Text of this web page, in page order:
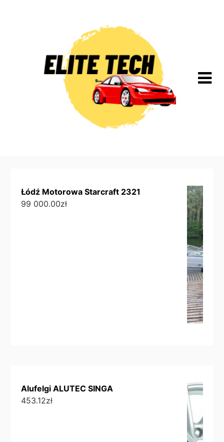
Łódź Motorowa Starcraft 2321
99 000.00zł
Alufelgi ALUTEC SINGA
453.12zł